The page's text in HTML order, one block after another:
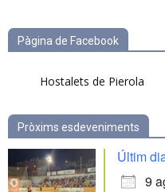
Pàgina de Facebook
Hostalets de Pierola
Pròxims esdeveniments
Últim
9